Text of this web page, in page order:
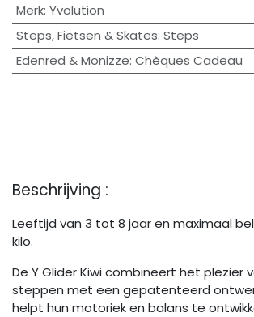
Merk: Yvolution
Steps, Fietsen & Skates: Steps
Edenred & Monizze: Chèques Cadeau
Beschrijving :
Leeftijd van 3 tot 8 jaar en maximaal
kilo.
De Y Glider Kiwi combineert het plezier
steppen met een gepatenteerd
helpt hun motoriek en balans te